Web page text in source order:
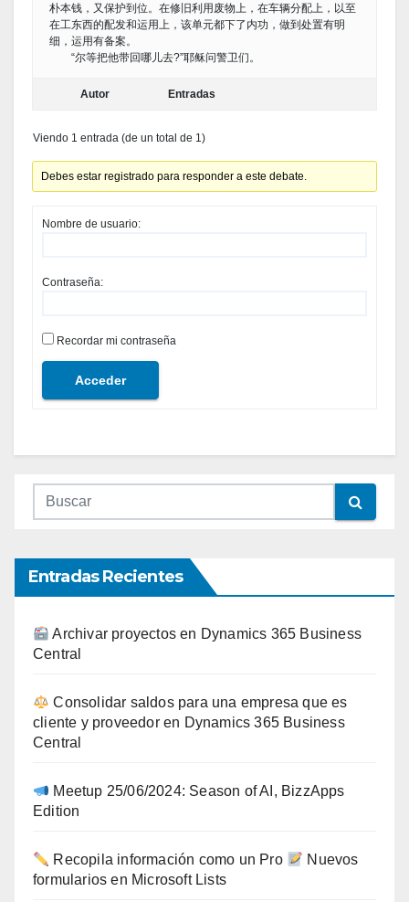
朴本钱，又保护到位。在修旧利用废物上，在车辆分配上，以至
在工东西的配发和运用上，该单元都下了内功，做到处置有明
细，运用有备案。
“尔等把他带回哪儿去?”耶稣问警卫们。
Autor Entradas
Viendo 1 entrada (de un total de 1)
Debes estar registrado para responder a este debate.
Nombre de usuario:
Contraseña:
Recordar mi contraseña
Acceder
Entradas Recientes
Archivar proyectos en Dynamics 365 Business
Central
Consolidar saldos para una empresa que es
cliente y proveedor en Dynamics 365 Business
Central
Meetup 25/06/2024: Season of AI, BizzApps
Edition
Recopila información como un Pro
Nuevos
formularios en Microsoft Lists